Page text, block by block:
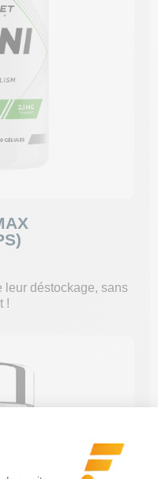
leur déstockage, sans
!